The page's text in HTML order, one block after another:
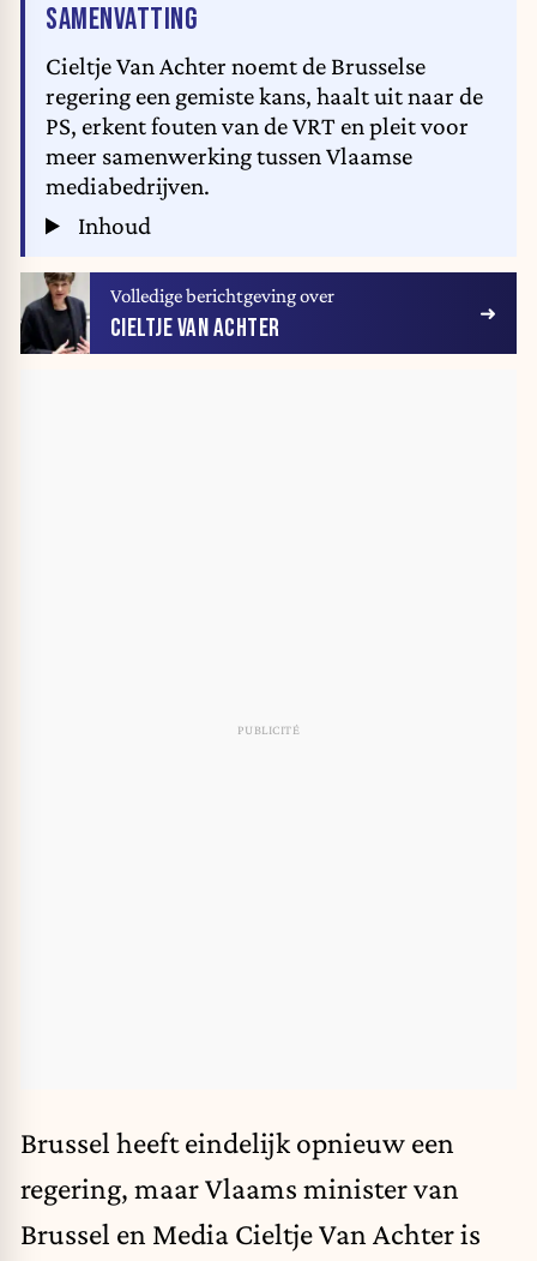
SAMENVATTING
Cieltje Van Achter noemt de Brusselse
regering een gemiste kans, haalt uit naar de
PS, erkent fouten van de VRT en pleit voor
meer samenwerking tussen Vlaamse
mediabedrijven.
Inhoud
Volledige berichtgeving over
CIELTJE VAN ACHTER
Brussel heeft eindelijk opnieuw een
regering, maar Vlaams minister van
Brussel en Media Cieltje Van Achter is